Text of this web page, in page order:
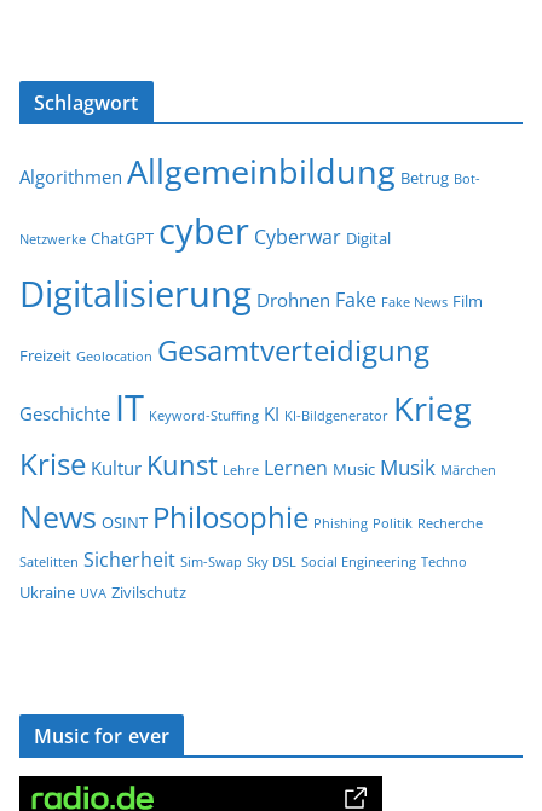
Schlagwort
Algorithmen Allgemeinbildung Betrug Bot-
Netzwerke ChatGPT cyber Cyberwar Digital
Digitalisierung Drohnen Fake Fake News Film
Freizeit Geolocation Gesamtverteidigung
Geschichte IT Keyword-Stuffing KI KI-Bildgenerator Krieg
Krise Kultur Kunst Lehre Lernen Music Musik Märchen
News OSINT Philosophie Phishing Politik Recherche
Satelitten Sicherheit Sim-Swap Sky DSL Social Engineering Techno
Ukraine UVA Zivilschutz
Music for ever